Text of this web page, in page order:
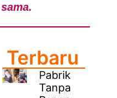
Terbaru
Pabrik
Tanpa